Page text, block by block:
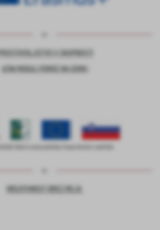
PROSTOVOLJSTVO V SKUPNOSTI
UČNI MODUL POMOČ NA DOMU
KREATIVNOST BREZ MEJA